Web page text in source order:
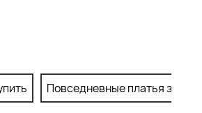
Повседневные платья